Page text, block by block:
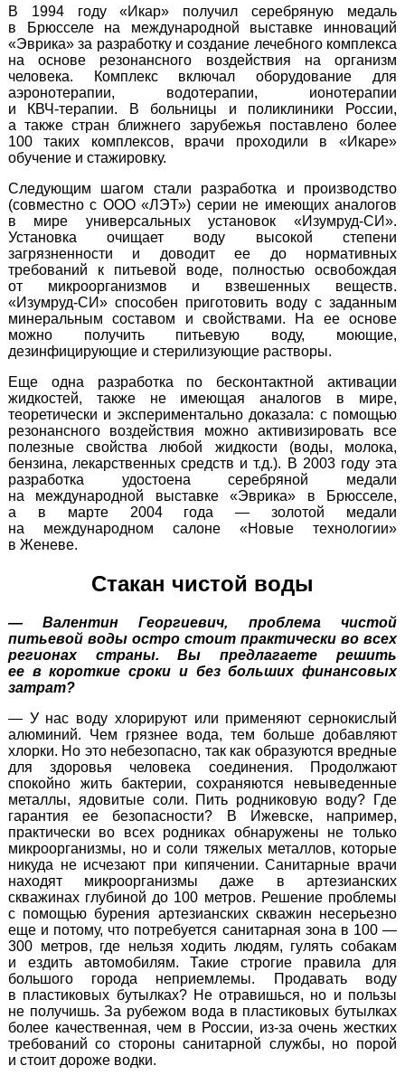
В 1994 году «Икар» получил серебряную медаль
в Брюсселе на международной выставке инноваций
«Эврика» за разработку и создание лечебного комплекса
на основе резонансного воздействия на организм
человека. Комплекс включал оборудование для
аэронотерапии, водотерапии, ионотерапии
и КВЧ-терапии. В больницы и поликлиники России,
а также стран ближнего зарубежья поставлено более
100 таких комплексов, врачи проходили в «Икаре»
обучение и стажировку.
Следующим шагом стали разработка и производство
(совместно с ООО «ЛЭТ») серии не имеющих аналогов
в мире универсальных установок «Изумруд-СИ».
Установка очищает воду высокой степени
загрязненности и доводит ее до нормативных
требований к питьевой воде, полностью освобождая
от микроорганизмов и взвешенных веществ.
«Изумруд-СИ»способен приготовить воду с заданным
минеральным составом и свойствами. На ее основе
можно получить питьевую воду, моющие,
дезинфицирующие и стерилизующие растворы.
Еще одна разработка по бесконтактной активации
жидкостей, также не имеющая аналогов в мире,
теоретически и экспериментально доказала: c помощью
резонансного воздействия можно активизировать все
полезные свойства любой жидкости (воды, молока,
бензина, лекарственных средств и т.д.). В 2003 году эта
разработка удостоена серебряной медали
на международной выставке «Эврика» в Брюсселе,
а в марте 2004 года — золотой медали
на международном салоне «Новые технологии»
в Женеве.
Стакан чистой воды
— Валентин Георгиевич, проблема чистой
питьевой воды остро стоит практически во всех
регионах страны. Вы предлагаете решить
ее в короткие сроки и без больших финансовых
затрат?
— У нас воду хлорируют или применяют сернокислый
алюминий. Чем грязнее вода, тем больше добавляют
хлорки. Но это небезопасно, так как образуются вредные
для здоровья человека соединения. Продолжают
спокойно жить бактерии, сохраняются невыведенные
металлы, ядовитые соли. Пить родниковую воду? Где
гарантия ее безопасности? В Ижевске, например,
практически во всех родниках обнаружены не только
микроорганизмы, но и соли тяжелых металлов, которые
никуда не исчезают при кипячении. Санитарные врачи
находят микроорганизмы даже в артезианских
скважинах глубиной до 100 метров. Решение проблемы
с помощью бурения артезианских скважин несерьезно
еще и потому, что потребуется санитарная зона в 100 —
300 метров, где нельзя ходить людям, гулять собакам
и ездить автомобилям. Такие строгие правила для
большого города неприемлемы. Продавать воду
в пластиковых бутылках? Не отравишься, но и пользы
не получишь. За рубежом вода в пластиковых бутылках
более качественная, чем в России, из-за очень жестких
требований со стороны санитарной службы, но порой
и стоит дороже водки.